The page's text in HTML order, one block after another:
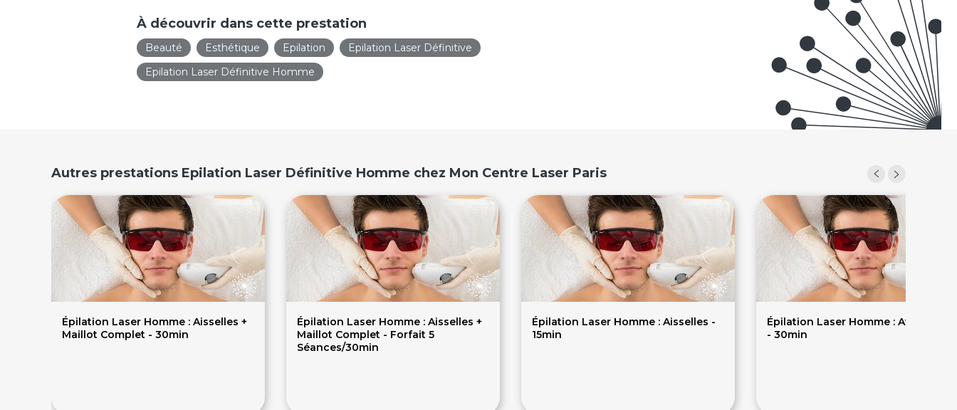
À découvrir dans cette prestation
Beauté Esthétique Epilation
Epilation Laser Définitive
Epilation Laser Définitive Homme
Autres prestations Epilation Laser Définitive Homme chez Mon Centre Laser Paris
Épilation Laser Homme : Aisselles +
Maillot Complet - 30min
Épilation Laser Homme : Aisselles +
Maillot Complet - Forfait 5
Séances/30min
Épilation Laser Homme : Aisselles -
15min
Épilation Laser Homme : Avant Bras
- 30min